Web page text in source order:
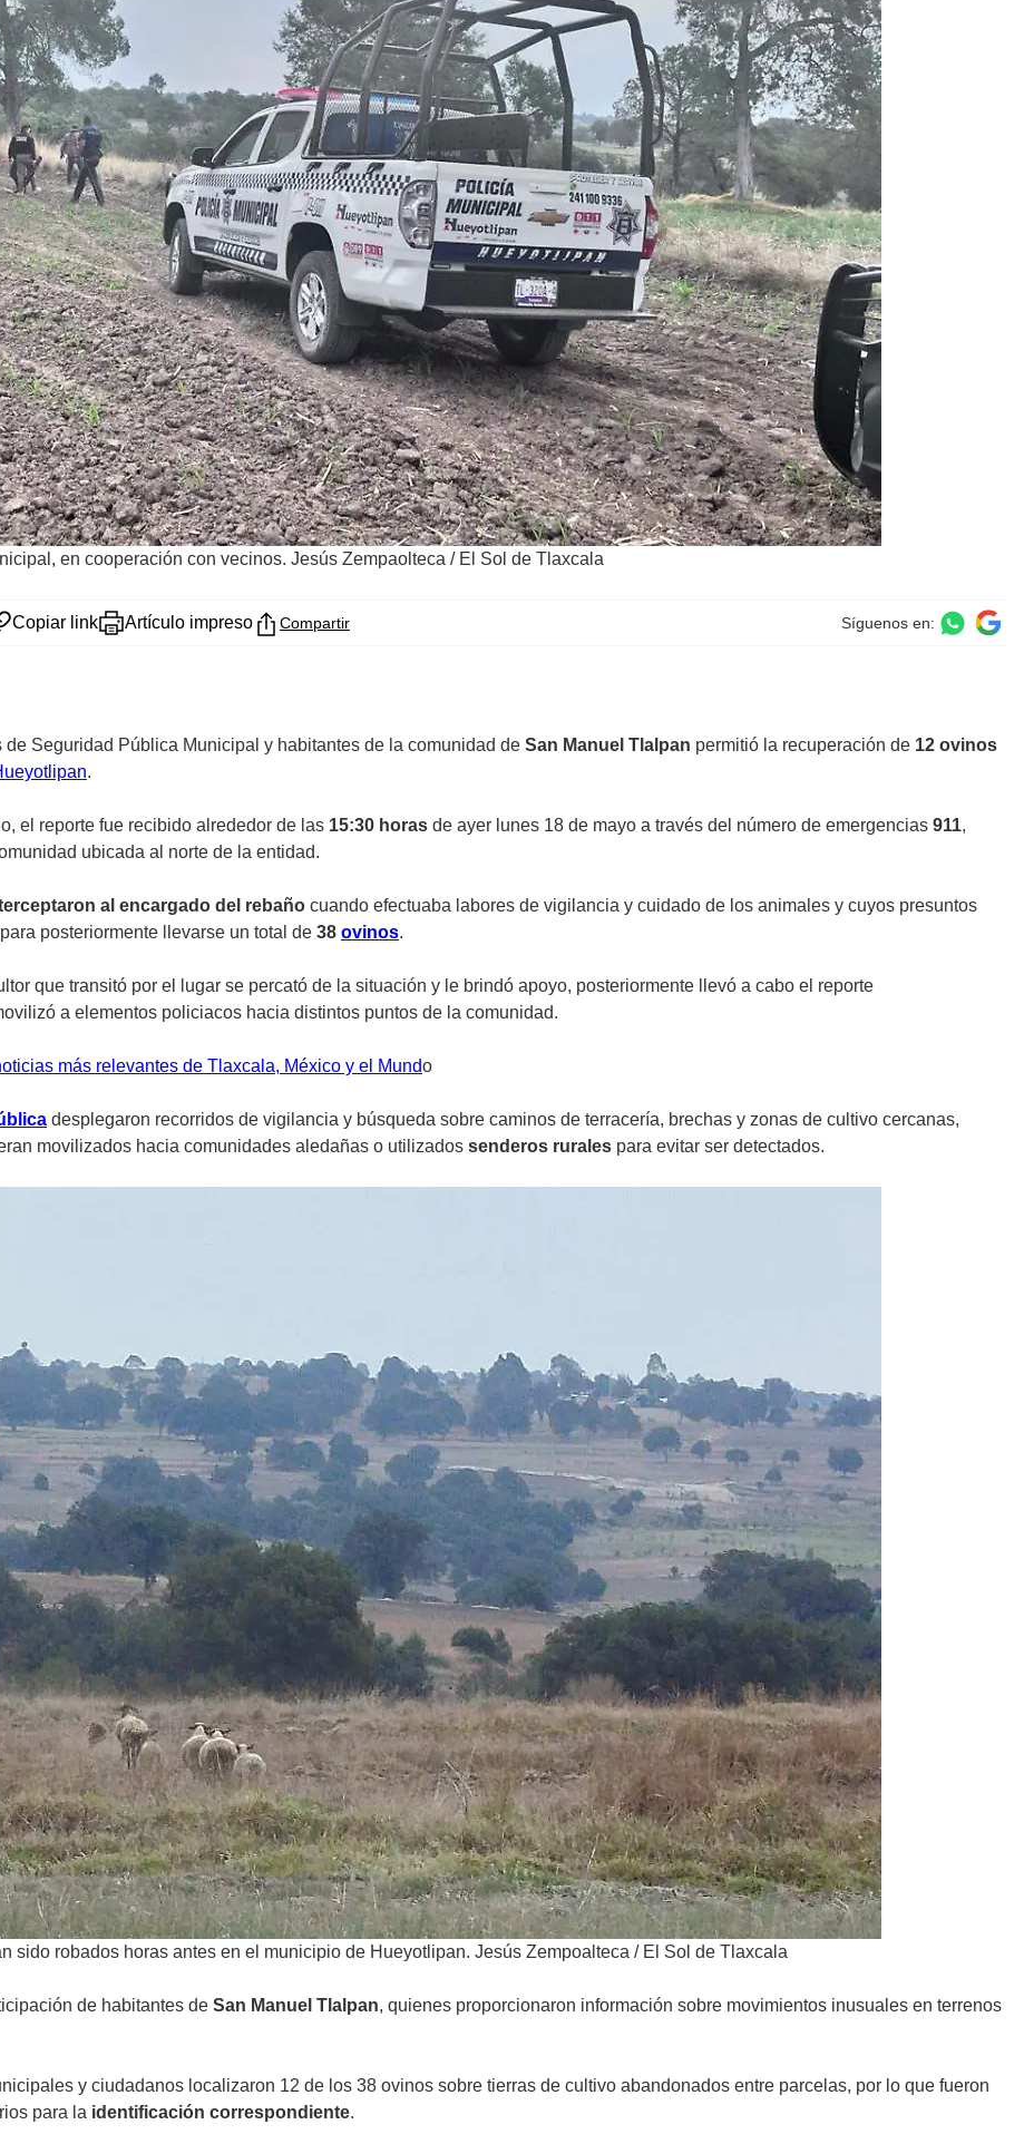
en cooperación con vecinos. Jesús Zempaolteca / El Sol de Tlaxcala
Copiar link Artículo impreso Compartir Síguenos en:
de Seguridad Pública Municipal y habitantes de la comunidad de San Manuel Tlalpan permitió la recuperación de 12 ovinos
.
el reporte fue recibido alrededor de las 15:30 horas de ayer lunes 18 de mayo a través del número de emergencias 911,
ubicada al norte de la entidad.
al encargado del rebaño cuando efectuaba labores de vigilancia y cuidado de los animales y cuyos presuntos
posteriormente llevarse un total de 38 ovinos.
que transitó por el lugar se percató de la situación y le brindó apoyo, posteriormente llevó a cabo el reporte
a elementos policiacos hacia distintos puntos de la comunidad.
más relevantes de Tlaxcala, México y el Mundo
desplegaron recorridos de vigilancia y búsqueda sobre caminos de terracería, brechas y zonas de cultivo cercanas,
movilizados hacia comunidades aledañas o utilizados senderos rurales para evitar ser detectados.
sido robados horas antes en el municipio de Hueyotlipan. Jesús Zempoalteca / El Sol de Tlaxcala
de habitantes de San Manuel Tlalpan, quienes proporcionaron información sobre movimientos inusuales en terrenos
y ciudadanos localizaron 12 de los 38 ovinos sobre tierras de cultivo abandonados entre parcelas, por lo que fueron
para la identificación correspondiente.